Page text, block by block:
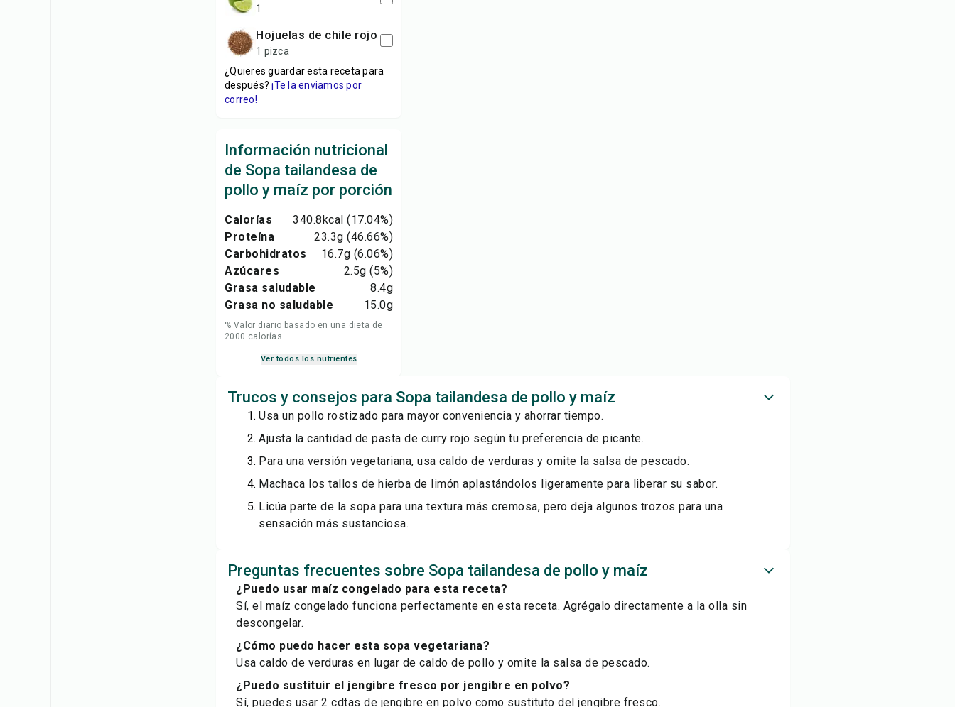
1
hojuelas de chile rojo
1 pizca
¿Quieres guardar esta receta para
después? ¡Te la enviamos por
correo!
Información nutricional
de Sopa tailandesa de
pollo y maíz por porción
Calorías 340.8kcal (17.04%)
Proteína
23.3g (46.66%)
Carbohidratos
16.7g (6.06%)
Azúcares
2.5g (5%)
Grasa saludable
8.4g
Grasa no saludable
15.0g
% Valor diario basado en una dieta de
2000 calorías
Ver todos los nutrientes
Trucos y consejos para Sopa tailandesa de pollo y maíz
Usa un pollo rostizado para mayor conveniencia y ahorrar tiempo.
Ajusta la cantidad de pasta de curry rojo según tu preferencia de picante.
Para una versión vegetariana, usa caldo de verduras y omite la salsa de pescado.
Machaca los tallos de hierba de limón aplastándolos ligeramente para liberar su sabor.
Licúa parte de la sopa para una textura más cremosa, pero deja algunos trozos para una
sensación más sustanciosa.
Preguntas frecuentes sobre Sopa tailandesa de pollo y maíz
¿Puedo usar maíz congelado para esta receta?
Sí, el maíz congelado funciona perfectamente en esta receta. Agrégalo directamente a la olla sin
descongelar.
¿Cómo puedo hacer esta sopa vegetariana?
Usa caldo de verduras en lugar de caldo de pollo y omite la salsa de pescado.
¿Puedo sustituir el jengibre fresco por jengibre en polvo?
Sí, puedes usar 2 cdtas de jengibre en polvo como sustituto del jengibre fresco.